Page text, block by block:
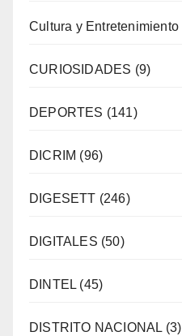
Cultura y Entretenimiento
CURIOSIDADES (9)
DEPORTES (141)
DICRIM (96)
DIGESETT (246)
DIGITALES (50)
DINTEL (45)
DISTRITO NACIONAL (3)